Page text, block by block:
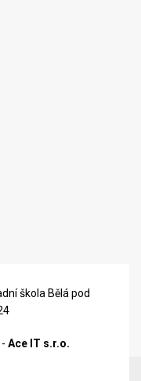
škola Bělá pod
Ace IT s.r.o.